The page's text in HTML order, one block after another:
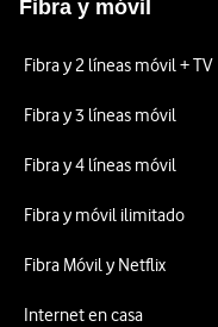
Fibra y móvil
Fibra y 2 líneas móvil + TV
Fibra y 3 líneas móvil
Fibra y 4 líneas móvil
Fibra y móvil ilimitado
Fibra Móvil y Netflix
Internet en casa